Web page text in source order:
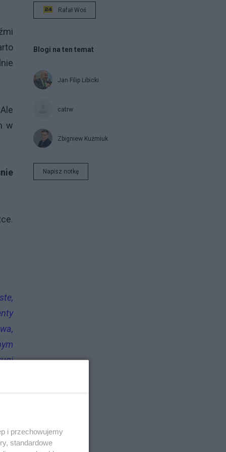
w
na
Rafał Woś
Blogi na ten temat
Jan Filip Libicki
catrw
Zbigniew Kuźmiuk
Napisz notkę
i przechowujemy
standardowe